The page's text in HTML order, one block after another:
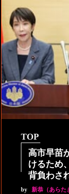
TOP
高市早苗
けるため
背負わさ
by 新恭（あらた